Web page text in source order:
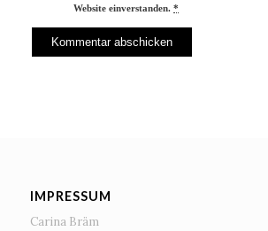
Website einverstanden.*
IMPRESSUM
Carina Bräm